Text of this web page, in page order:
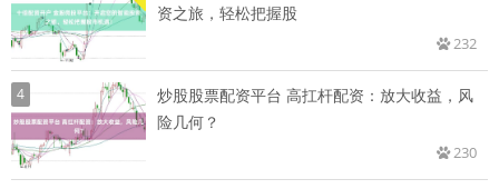
资之旅，轻松把握股
232
4
炒股股票配资平台 高扛杆配资：放大收益，风
险几何？
230